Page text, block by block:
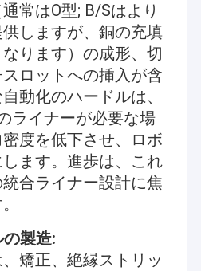
常はO型; B/Sはより
しますが、銅の充填
ります）の成形、切
ロットへの挿入が含
動化のハードルは、
ライナーが必要な場
度を低下させ、ロボ
ます。進歩は、これ
合ライナー設計に焦
製造:
矯正、絶縁ストリッ